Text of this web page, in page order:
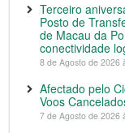
Terceiro
Posto de
de Macau da
conectividade
8 de Agosto de 2026
Afectado pelo
Voos
7 de Agosto de 2026